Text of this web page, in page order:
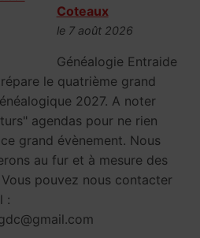
Coteaux
le 7 août 2026
Généalogie Entraide
le quatrième grand
2027. A noter
agendas pour ne rien
grand évènement. Nous
au fur et à mesure des
pouvez nous contacter
: